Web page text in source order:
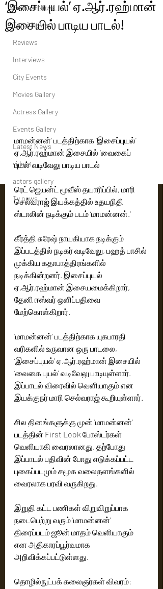
Political News
Tamil News
Reviews
Interviews
City Events
Movies Gallery
Actress Gallery
Events Gallery
Latest News
videos
actors gallery
Tv news
‘இசைப்புயல்’ ஏ.ஆர்.ரஹ்மான்
இசையில் பாடிய பாடல்!
மாமன்னன்' படத்திற்காக ‘இசைப்புயல்’
ஏ.ஆர்.ரஹ்மான் இசையில் ‘வைகைப்
புயல்’ வடிவேலு பாடிய பாடல்
ரெட் ஜெயன்ட் மூவீஸ் தயாரிப்பில், மாரி
செல்வராஜ் இயக்கத்தில் உதயநிதி
ஸ்டாலின் நடிக்கும் படம் ‘மாமன்னன்.'
கீர்த்தி சுரேஷ் நாயகியாக நடிக்கும்
இப்படத்தில் நடிகர் வடிவேலு, பஹத் பாசில்
முக்கிய கதாபாத்திரங்களில்
நடிக்கின்றனர். இசைப்புயல்
ஏ.ஆர்.ரஹ்மான் இசையமைக்கிறார்,
தேனி ஈஸ்வர் ஒளிப்பதிவை
மேற்கொள்கிறார்.
'மாமன்னன்' படத்திற்காக யுகபாரதி
வரிகளில் உருவான ஒரு பாடலை,
‘இசைப்புயல்’ ஏ.ஆர்.ரஹ்மான் இசையில்
‘வைகை புயல்’ வடிவேலு பாடியுள்ளார்.
இப்பாடல் விரைவில் வெளியாகும் என
இயக்குநர் மாரி செல்வராஜ் கூறியுள்ளார்.
சில தினங்களுக்கு முன் 'மாமன்னன்'
படத்தின் First Look போஸ்டர்கள்
வெளியாகி வைரலானது. தற்போது
இப்பாடல் பதிவின் போது எடுக்கப்பட்ட
புகைப்படமும் சமூக வலைதளங்களில்
வைரலாக பரவி வருகிறது.
இறுதி கட்ட பணிகள் விறுவிறுப்பாக
நடைபெற்று வரும் 'மாமன்னன்'
திரைப்படம் ஜூன் மாதம் வெளியாகும்
என அதிகாரப்பூர்வமாக
அறிவிக்கப்பட்டுள்ளது.
தொழில்நுட்பக் கலைஞர்கள் விவரம்: